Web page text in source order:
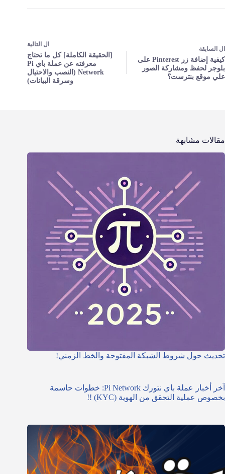
ال السابقة
كيفية إضافة زر Pinterest على
بلوجر لحفظ ومشاركة الصور
علي موقع بنترست؟
ال التالية
[الحقيقة الكاملة] كل ما تحتاج
معرفته عن عملة باي Pi
Network (النصب والاحتيال
وسرقة البيانات)
مقالات مشابهة
تحديث حول شروط الشبكة المفتوحة والخط الزمني!
آخر أخبار عملة باي نتورك Pi Network: خطوات حاسمة
بخصوص عملية التحقق من الهوية (KYC) !!